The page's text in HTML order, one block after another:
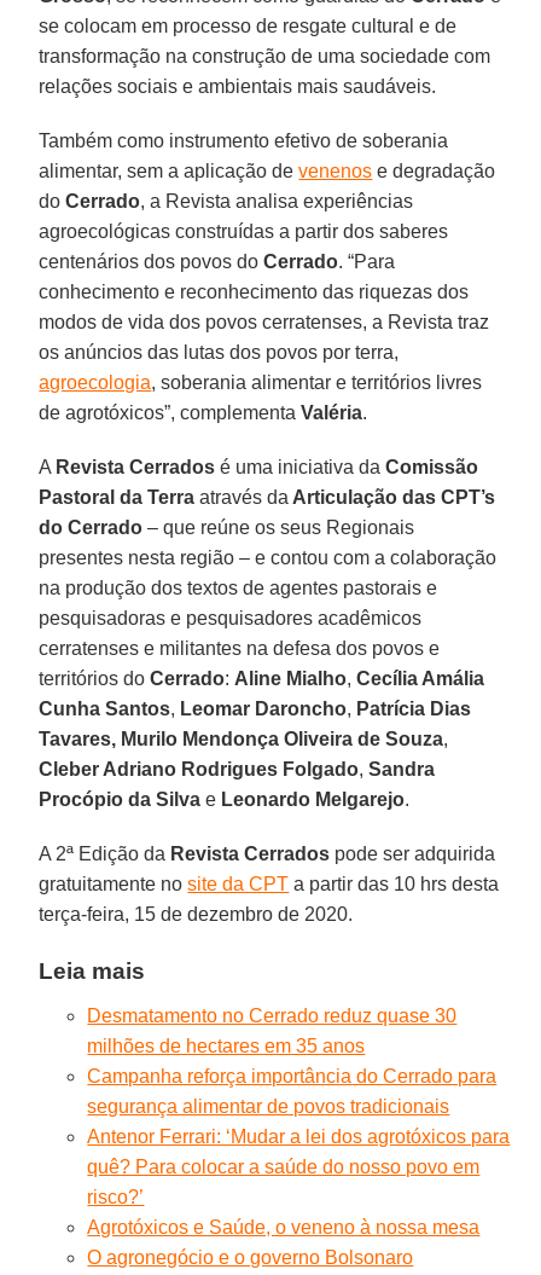
se colocam em processo de resgate cultural e de
transformação na construção de uma sociedade com
relações sociais e ambientais mais saudáveis.
Também como instrumento efetivo de soberania
alimentar, sem a aplicação devenenos e degradação
doCerrado, a Revista analisa experiências
agroecológicas construídas a partir dos saberes
centenários dos povos doCerrado. “Para
conhecimento e reconhecimento das riquezas dos
modos de vida dos povos cerratenses, a Revista traz
os anúncios das lutas dos povos por terra,
agroecologia, soberania alimentar e territórios livres
de agrotóxicos”, complementaValéria.
A Revista Cerrados é uma iniciativa daComissão
Pastoral da Terraatravés da Articulação das CPT’s
do Cerrado – que reúne os seus Regionais
presentes nesta região – e contou com a colaboração
na produção dos textos de agentes pastorais e
pesquisadoras e pesquisadores acadêmicos
cerratenses e militantes na defesa dos povos e
territórios doCerrado: Aline Mialho,Cecília Amália
Cunha Santos, Leomar Daroncho, Patrícia Dias
Tavares, Murilo Mendonça Oliveira de Souza,
Cleber Adriano Rodrigues Folgado,Sandra
Procópio da Silva e Leonardo Melgarejo.
A 2ª Edição da Revista Cerrados pode ser adquirida
gratuitamente nosite da CPT a partir das 10 hrs desta
terça-feira, 15 de dezembro de 2020.
Leia mais
Desmatamento no Cerrado reduz quase 30
milhões de hectares em 35 anos
Campanha reforça importância do Cerrado para
segurança alimentar de povos tradicionais
Antenor Ferrari: ‘Mudar a lei dos agrotóxicos para
quê? Para colocar a saúde do nosso povo em
risco?’
Agrotóxicos e Saúde, o veneno à nossa mesa
O agronegócio e o governo Bolsonaro